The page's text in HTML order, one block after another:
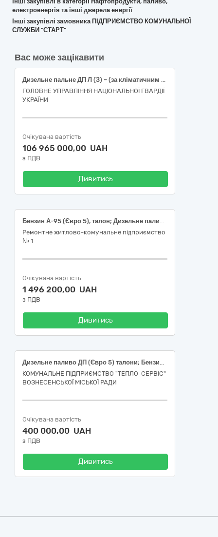
електроенергія та інші джерела енергії
Інші закупівлі замовника ПІДПРИЄМСТВО КОМУНАЛЬНОЇ
СЛУЖБИ "СТАРТ"
Вас може зацікавити
Дизельне пальне ДП Л (З) – (за кліматичним використанням по сезону) Євро 5 - В0 в талонах
ГОЛОВНЕ УПРАВЛІННЯ НАЦІОНАЛЬНОЇ ГВАРДІЇ
УКРАЇНИ
Очікувана вартість
106 965 000,00 UAH
з ПДВ
Дивитись
Бензин А-95 (Євро 5), талон; Дизельне паливо (Євро 5), талон; Газ нафтовий скраплений, талон
Ремонтне житлово-комунальне підприємство
№ 1
Очікувана вартість
1 496 200,00 UAH
з ПДВ
Дивитись
Дизельне паливо ДП (Євро 5) талони; Бензин А95 талони, код ДК 021:2015: 09130000-9 – Нафта і дистиляти.
КОМУНАЛЬНЕ ПІДПРИЄМСТВО "ТЕПЛО-СЕРВІС"
ВОЗНЕСЕНСЬКОЇ МІСЬКОЇ РАДИ
Очікувана вартість
400 000,00 UAH
з ПДВ
Дивитись